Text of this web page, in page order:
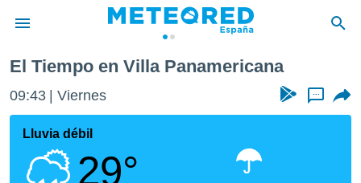
de
por
se
El Tiempo en Villa Panamericana
09:43 Viernes ...
Lluvia débil
29°